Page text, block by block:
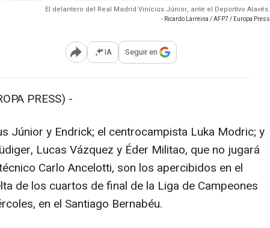
El delantero del Real Madrid Vinícius Júnior, ante el Deportivo Alavés.
- Ricardo Larreina / AFP7 / Europa Press
Abrir opciones para compartir
IA Seguir en
PRESS) -
Júnior y Endrick; el centrocampista Luka Modric; y
Lucas Vázquez y Éder Militao, que no jugará
Carlo Ancelotti, son los apercibidos en el
de los cuartos de final de la Liga de Campeones
en el Santiago Bernabéu.